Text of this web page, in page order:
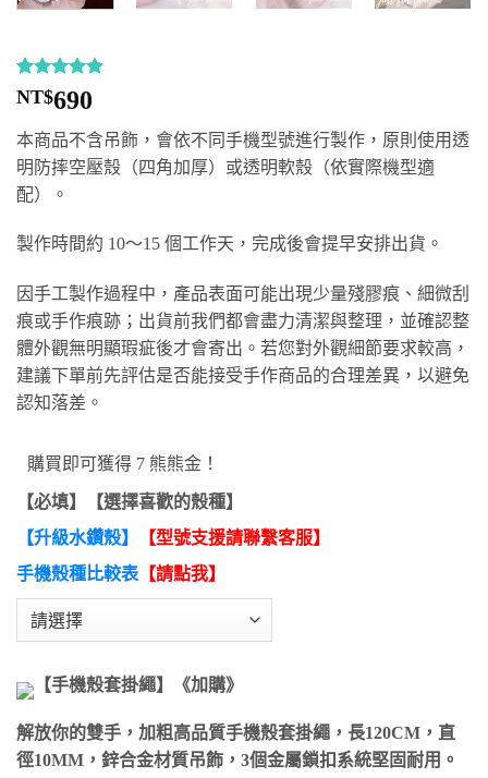
評分4.89
/ 5，已有
9
行評分
NT$690
本商品不含吊飾，會依不同手機型號進行製作，原則使用透
明防摔空壓殼（四角加厚）或透明軟殼（依實際機型適
配）。
製作時間約 10～15 個工作天，完成後會提早安排出貨。
因手工製作過程中，產品表面可能出現少量殘膠痕、細微刮
痕或手作痕跡；出貨前我們都會盡力清潔與整理，並確認整
體外觀無明顯瑕疵後才會寄出。若您對外觀細節要求較高，
建議下單前先評估是否能接受手作商品的合理差異，以避免
認知落差。
購買即可獲得 7 熊熊金！
【必填】【選擇喜歡的殼種】
【升級水鑽殼】
【型號支援請聯繫客服】
手機殼種比較表 【請點我】
【手機殼套掛繩】《加購》
解放你的雙手，加粗高品質手機殼套掛繩，長120CM，直
徑10MM，鋅合金材質吊飾，3個金屬鎖扣系統堅固耐用。